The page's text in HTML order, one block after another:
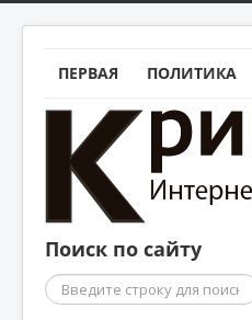
ПЕРВАЯ ПОЛИТИКА
Поиск по сайту
Поиск